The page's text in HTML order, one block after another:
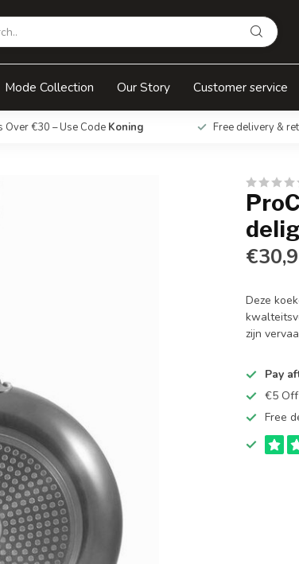
Mode Collection Our Story Customer service
Over €30 – Use Code Koning Free delivery &
delig
Deze
zijn
Pay
€5
Free